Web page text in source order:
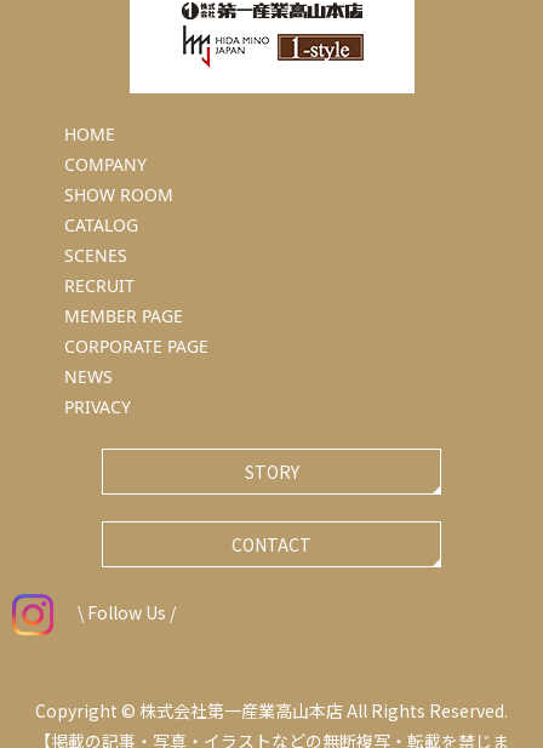
HOME
COMPANY
SHOW ROOM
CATALOG
SCENES
RECRUIT
MEMBER PAGE
CORPORATE PAGE
NEWS
PRIVACY
STORY
CONTACT
\ Follow Us /
Copyright © 株式会社第一産業高山本店 All Rights Reserved.
【掲載の記事・写真・イラストなどの無断複写・転載を禁じま